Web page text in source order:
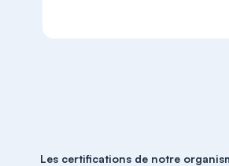
Les certifications de notre